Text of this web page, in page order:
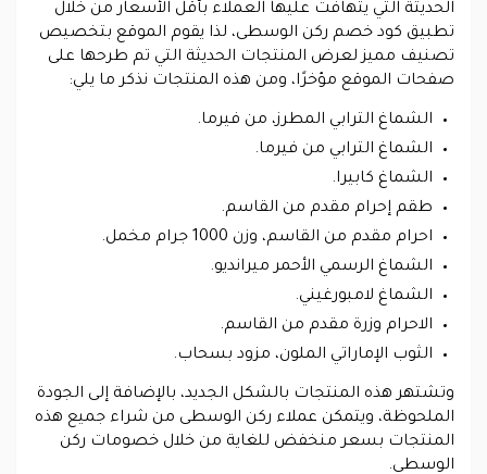
الحديثة التي يتهافت عليها العملاء بأقل الأسعار من خلال
تطبيق كود خصم ركن الوسطى، لذا يقوم الموقع بتخصيص
تصنيف مميز لعرض المنتجات الحديثة التي تم طرحها على
صفحات الموقع مؤخرًا، ومن هذه المنتجات نذكر ما يلي:
الشماغ الترابي المطرز، من فيرما.
الشماغ الترابي من فيرما.
الشماغ كابيرا.
طقم إحرام مقدم من القاسم.
احرام مقدم من القاسم، وزن 1000 جرام مخمل.
الشماغ الرسمي الأحمر ميرانديو.
الشماغ لامبورغيني.
الاحرام وزرة مقدم من القاسم.
الثوب الإماراتي الملون، مزود بسحاب.
وتشتهر هذه المنتجات بالشكل الجديد، بالإضافة إلى الجودة
الملحوظة، ويتمكن عملاء ركن الوسطى من شراء جميع هذه
المنتجات بسعر منخفض للغاية من خلال خصومات ركن
الوسطى.